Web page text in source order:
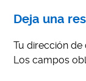
Deja una
Tu dirección
Los campos